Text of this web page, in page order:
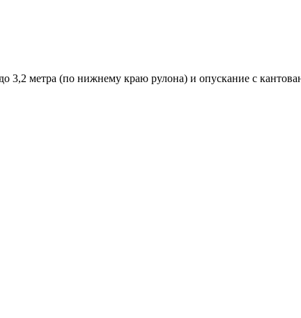
3,2 метра (по нижнему краю рулона) и опускание с